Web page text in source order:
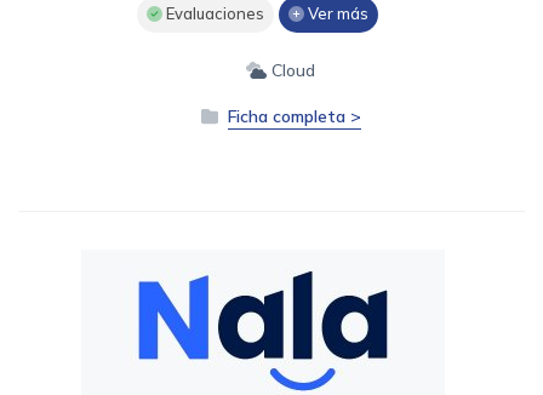
Evaluaciones Ver más
Cloud
Ficha completa >